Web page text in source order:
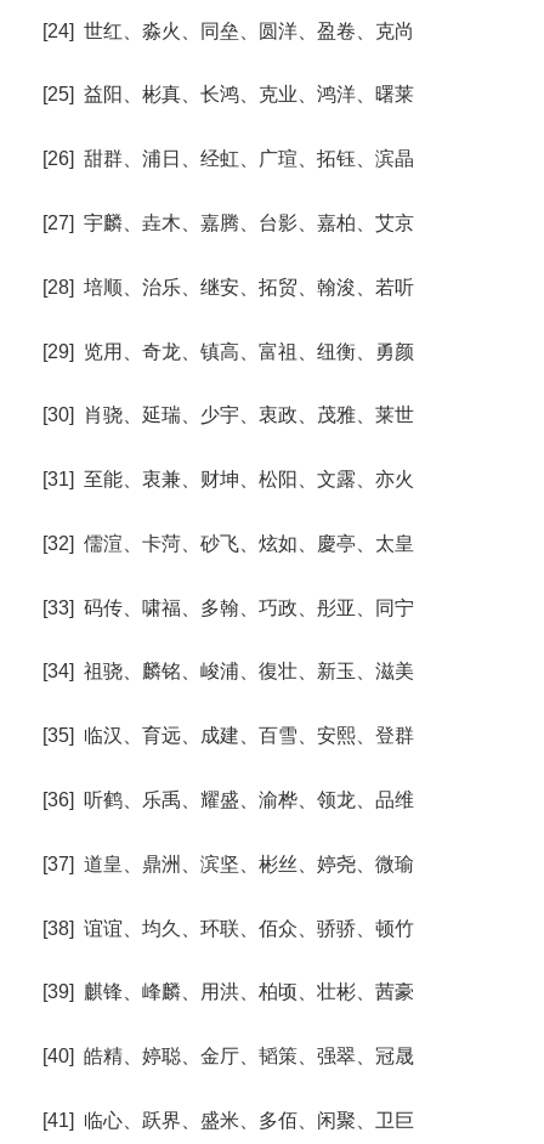
[24] 世红、淼火、同垒、圆洋、盈卷、克尚
[25] 益阳、彬真、长鸿、克业、鸿洋、曙莱
[26] 甜群、浦日、经虹、广瑄、拓钰、滨晶
[27] 宇麟、垚木、嘉腾、台影、嘉柏、艾京
[28] 培顺、治乐、继安、拓贸、翰浚、若听
[29] 览用、奇龙、镇高、富祖、纽衡、勇颜
[30] 肖骁、延瑞、少宇、衷政、茂雅、莱世
[31] 至能、衷兼、财坤、松阳、文露、亦火
[32] 儒渲、卡菏、砂飞、炫如、慶亭、太皇
[33] 码传、啸福、多翰、巧政、彤亚、同宁
[34] 祖骁、麟铭、峻浦、復壮、新玉、滋美
[35] 临汉、育远、成建、百雪、安熙、登群
[36] 听鹤、乐禹、耀盛、渝桦、领龙、品维
[37] 道皇、鼎洲、滨坚、彬丝、婷尧、微瑜
[38] 谊谊、均久、环联、佰众、骄骄、顿竹
[39] 麒锋、峰麟、用洪、柏顷、壮彬、茜豪
[40] 皓精、婷聪、金厅、韬策、强翠、冠晟
[41] 临心、跃界、盛米、多佰、闲聚、卫巨